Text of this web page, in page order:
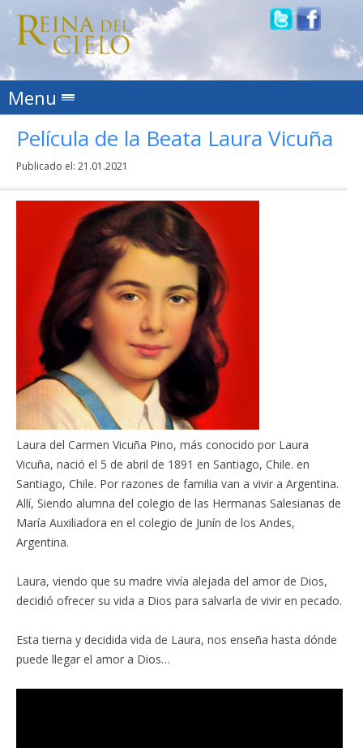
Menu Skip to content
Película de la Beata Laura Vicuña
Publicado el: 21.01.2021
Laura del Carmen Vicuña Pino, más conocido por Laura
Vicuña, nació el 5 de abril de 1891 en Santiago, Chile. en
Santiago, Chile. Por razones de familia van a vivir a Argentina.
Allí, Siendo alumna del colegio de las Hermanas Salesianas de
María Auxiliadora en el colegio de Junín de los Andes,
Argentina.
Laura, viendo que su madre vivía alejada del amor de Dios,
decidió ofrecer su vida a Dios para salvarla de vivir en pecado.
Esta tierna y decidida vida de Laura, nos enseña hasta dónde
puede llegar el amor a Dios…